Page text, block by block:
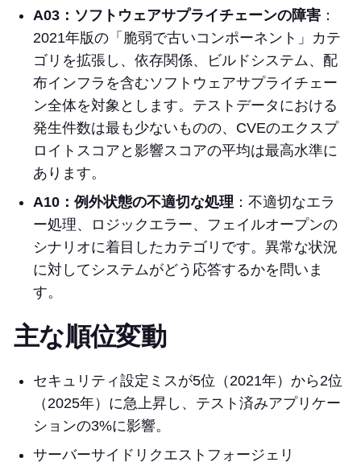
A03：ソフトウェアサプライチェーンの障害 ：
2021年版の「脆弱で古いコンポーネント」カテ
ゴリを拡張し、依存関係、ビルドシステム、配
布インフラを含むソフトウェアサプライチェー
ン全体を対象とします。テストデータにおける
発生件数は最も少ないものの、CVEのエクスプ
ロイトスコアと影響スコアの平均は最高水準に
あります。
A10：例外状態の不適切な処理 ：不適切なエラ
ー処理、ロジックエラー、フェイルオープンの
シナリオに着目したカテゴリです。異常な状況
に対してシステムがどう応答するかを問いま
す。
主な順位変動
セキュリティ設定ミスが5位（2021年）から2位
（2025年）に急上昇し、テスト済みアプリケー
ションの3%に影響。
サーバーサイドリクエストフォージェリ